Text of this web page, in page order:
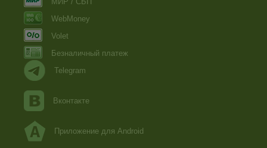
WebMoney
Volet
Безналичный платеж
Telegram
Вконтакте
Приложение для Android